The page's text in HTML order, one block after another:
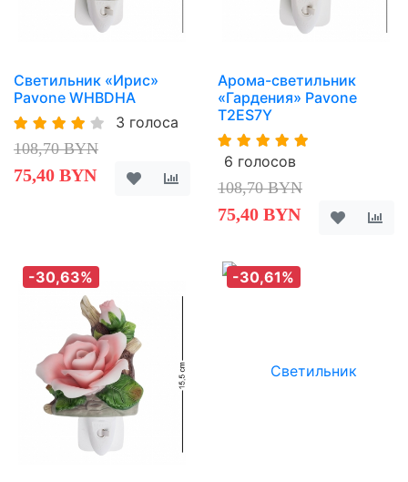
Светильник «Ириc»
Pavone WHBDHA
3 голоса
108,70 BYN
75,40 BYN
Арома-светильник
«Гардения» Pavone
T2ES7Y
6 голосов
108,70 BYN
75,40 BYN
-30,63% -30,61%